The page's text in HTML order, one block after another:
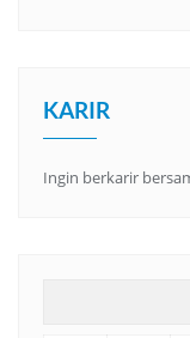
KARIR
Ingin berkarir